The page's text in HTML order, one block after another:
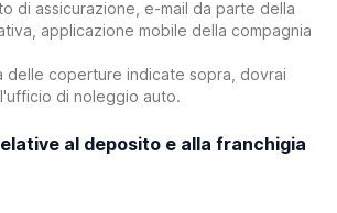
di assicurazione, e-mail da parte della
applicazione mobile della compagnia
delle coperture indicate sopra, dovrai
di noleggio auto.
al deposito e alla franchigia